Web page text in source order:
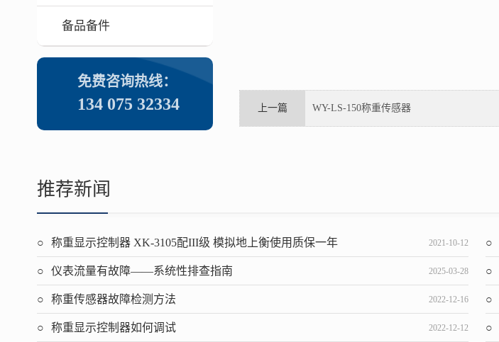
备品备件
免费咨询热线：
134 075 32334 上一篇 WY-LS-150称重传感器
推荐新闻
称重显示控制器 XK-3105配III级 模拟地上衡使用质保一年 2021-10-12
仪表流量有故障——系统性排查指南 2025-03-28
称重传感器故障检测方法 2022-12-16
称重显示控制器如何调试 2022-12-12